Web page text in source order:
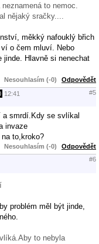
to nemoc.
nějaký sračky....
měkký nafouklý břich
o čem mluví. Nebo
jinde. Hlavně si nenechat
Nesouhlasím (-0) Odpovědět
12:41 #5
a smrdí.Kdy se svlíkal
invaze
to,kroko?
Nesouhlasím (-0) Odpovědět
#6
problém měl být jinde,
to nebyla